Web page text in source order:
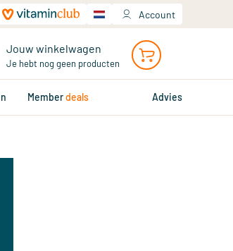
Account
Jouw winkelwagen
Je hebt nog geen producten
Memberdeals Advies